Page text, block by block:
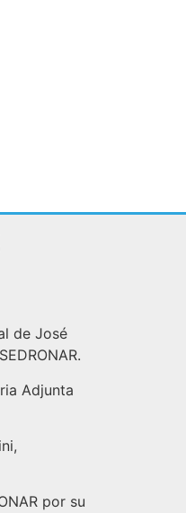
de José
Adjunta
por su